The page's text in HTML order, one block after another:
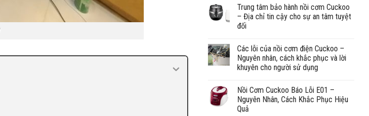
Trung tâm bảo hành nồi cơm Cuckoo
– Địa chỉ tin cậy cho sự an tâm tuyệt
đối
Các lỗi của nồi cơm điện Cuckoo –
Nguyên nhân, cách khắc phục và lời
khuyên cho người sử dụng
Nồi Cơm Cuckoo Báo Lỗi E01 –
Nguyên Nhân, Cách Khắc Phục Hiệu
Quả